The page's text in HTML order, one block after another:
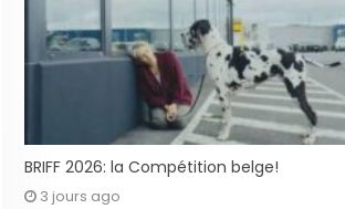
BRIFF 2026: la Compétition belge!
3 jours ago